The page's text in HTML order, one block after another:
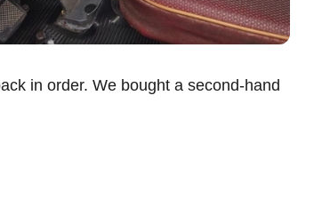
in order. We bought a second-hand